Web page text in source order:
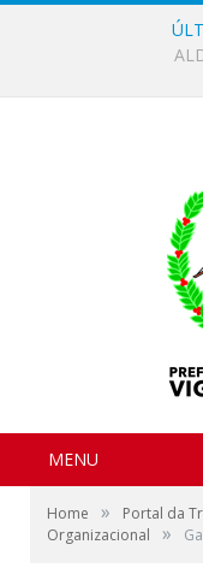
MENU
Home » Portal da
Organizacional
»